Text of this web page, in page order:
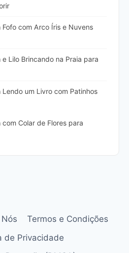
com Arco Íris e Nuvens
Lilo Brincando na Praia para
um Livro com Patinhos
Colar de Flores para
Termos e Condições
de Privacidade